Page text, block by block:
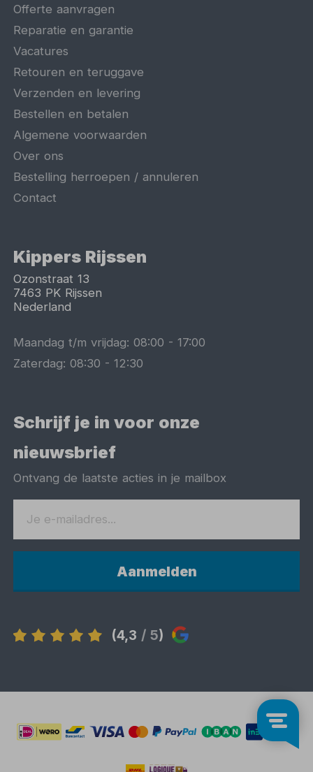
Offerte aanvragen
Reparatie en garantie
Vacatures
Retouren en teruggave
Verzenden en levering
Bestellen en betalen
Algemene voorwaarden
Over ons
Bestelling herroepen / annuleren
Contact
Kippers Rijssen
Ozonstraat 13
7463 PK Rijssen
Nederland
Maandag t/m vrijdag:08:00 -17:00
Zaterdag:08:30 -12:30
Schrijf je in voor onze
nieuwsbrief
Ontvang de laatste acties in je mailbox
Aanmelden
(4,3 / 5)